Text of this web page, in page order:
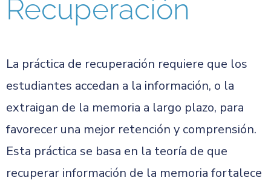
Recuperación
La práctica de recuperación requiere que los
estudiantes accedan a la información, o la
extraigan de la memoria a largo plazo, para
favorecer una mejor retención y comprensión.
Esta práctica se basa en la teoría de que
recuperar información de la memoria fortalece